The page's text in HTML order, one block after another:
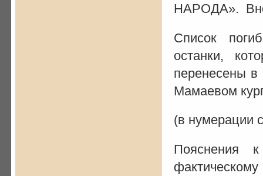
НАРОДА».
Список
останки,
перенесены в
Мамаевом
(в нумерации
Пояснения